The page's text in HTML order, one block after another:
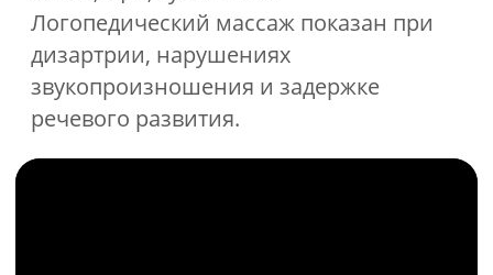
проблем нам может потребоваться
помощь узких специалистов:
невролога, психиатра, дефектолога,
сенсорной интеграции. И эти
экперты есть здесь, в «Каритас+».